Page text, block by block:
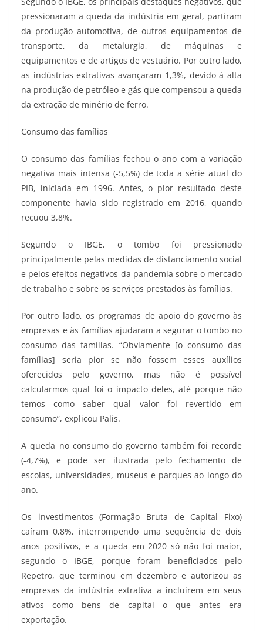
pressionaram a queda da indústria em geral, partiram
da produção automotiva, de outros equipamentos de
transporte, da metalurgia, de máquinas e
equipamentos e de artigos de vestuário. Por outro lado,
as indústrias extrativas avançaram 1,3%, devido à alta
na produção de petróleo e gás que compensou a queda
da extração de minério de ferro.
Consumo das famílias
O consumo das famílias fechou o ano com a variação
negativa mais intensa (-5,5%) de toda a série atual do
PIB, iniciada em 1996. Antes, o pior resultado deste
componente havia sido registrado em 2016, quando
recuou 3,8%.
Segundo o IBGE, o tombo foi pressionado
principalmente pelas medidas de distanciamento social
e pelos efeitos negativos da pandemia sobre o mercado
de trabalho e sobre os serviços prestados às famílias.
Por outro lado, os programas de apoio do governo às
empresas e às famílias ajudaram a segurar o tombo no
consumo das famílias. “Obviamente [o consumo das
famílias] seria pior se não fossem esses auxílios
oferecidos pelo governo, mas não é possível
calcularmos qual foi o impacto deles, até porque não
temos como saber qual valor foi revertido em
consumo”, explicou Palis.
A queda no consumo do governo também foi recorde
(-4,7%), e pode ser ilustrada pelo fechamento de
escolas, universidades, museus e parques ao longo do
ano.
Os investimentos (Formação Bruta de Capital Fixo)
caíram 0,8%, interrompendo uma sequência de dois
anos positivos, e a queda em 2020 só não foi maior,
segundo o IBGE, porque foram beneficiados pelo
Repetro, que terminou em dezembro e autorizou as
empresas da indústria extrativa a incluírem em seus
ativos como bens de capital o que antes era
exportação.